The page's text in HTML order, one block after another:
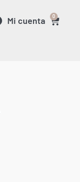
Mi cuenta 0